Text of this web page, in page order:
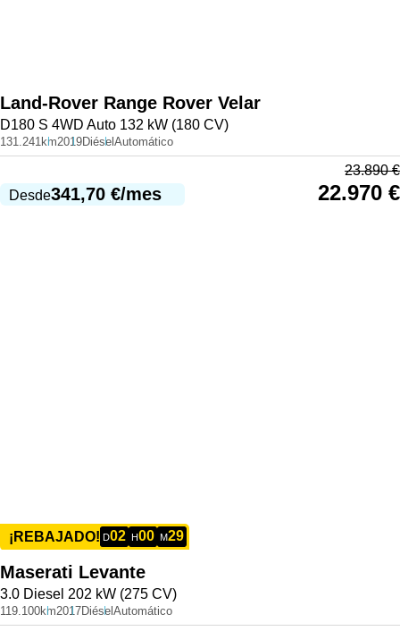
Land-Rover Range Rover Velar
D180 S 4WD Auto 132 kW (180 CV)
131.241km2019Diésel Automático
Desde341,70 €/mes
23.890€
22.970 €
¡REBAJADO! D02 H00 M29
Maserati Levante
3.0 Diesel 202 kW (275 CV)
119.100km2017Diésel Automático